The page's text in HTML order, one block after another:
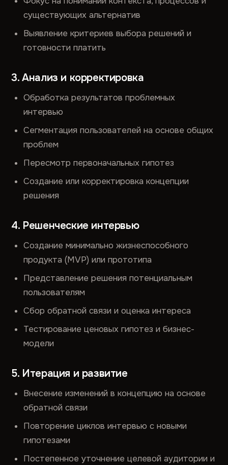
существующих альтернатив
Выявление критериев выбора решений и
готовности платить
3. Анализ и корректировка
Обработка результатов проблемных
интервью
Сегментация пользователей на основе общих
проблем
Пересмотр первоначальных гипотез
Создание или корректировка концепции
решения
4. Решенческие интервью
Создание минимально жизнеспособного
продукта (MVP) или прототипа
Представление решения потенциальным
пользователям
Сбор обратной связи и оценка интереса
Тестирование ценовых гипотез и бизнес-
модели
5. Итерация и развитие
Внесение изменений в концепцию на основе
обратной связи
Повторение циклов интервью с новыми
гипотезами
Постепенное уточнение целевой аудитории и